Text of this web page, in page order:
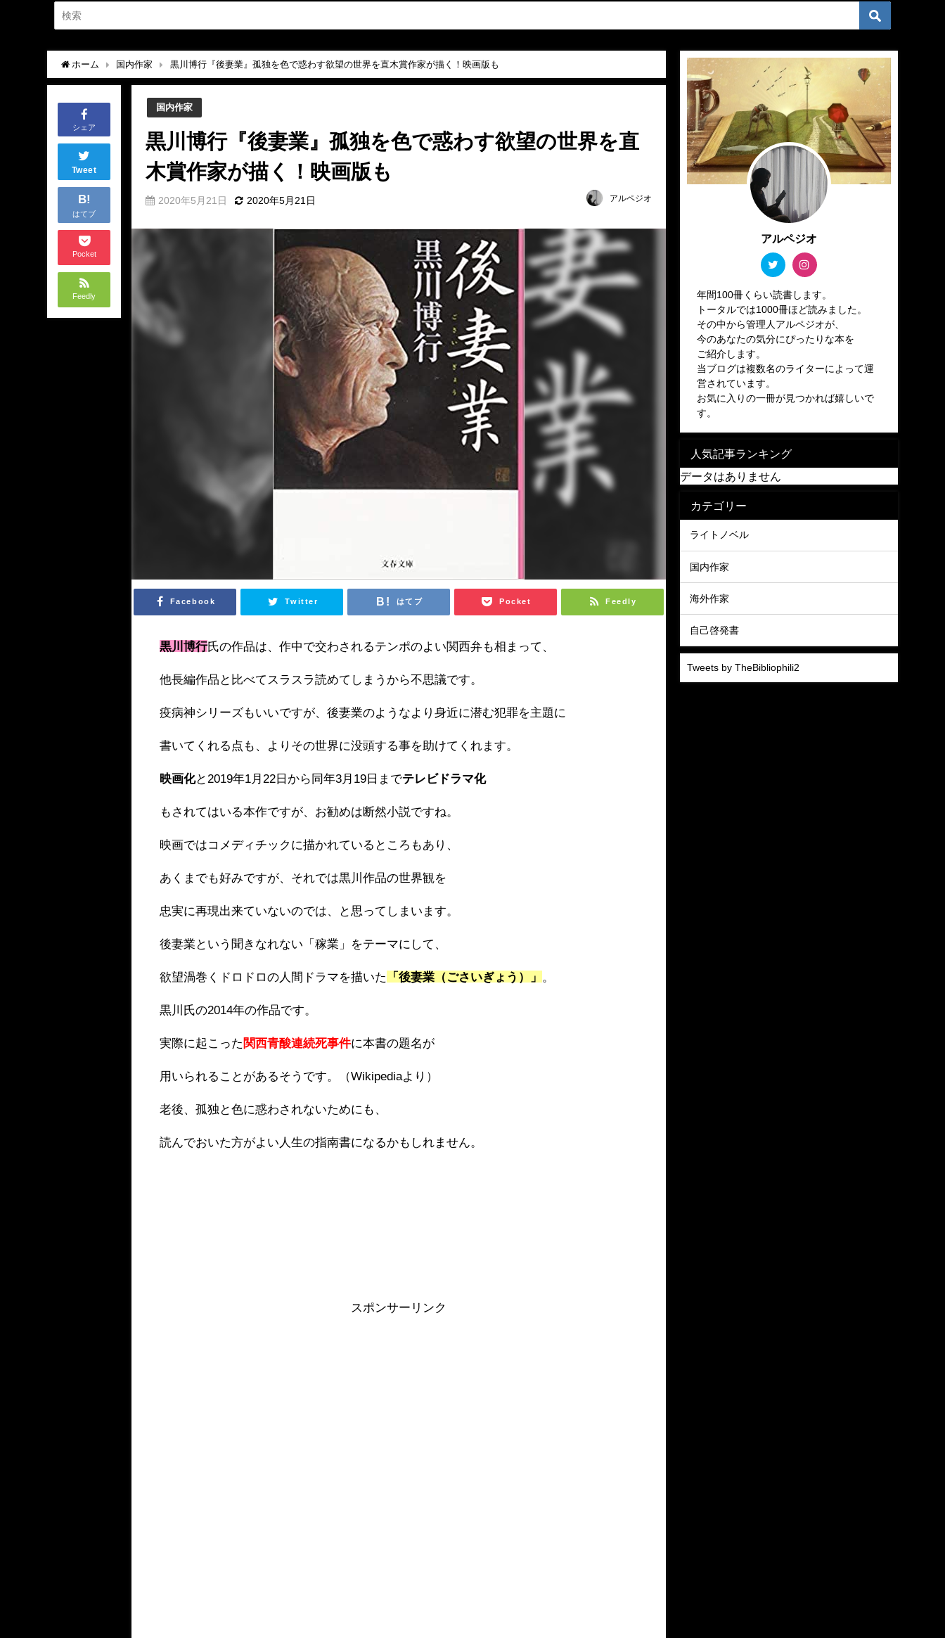
ホーム 国内作家 黒川博行『後妻業』孤独を色で惑わす欲望の世界を直木賞作家が描く！映画版も
シェア
Tweet
B!
はてブ
Pocket
Feedly
国内作家
黒川博行『後妻業』孤独を色で惑わす欲望の世界を直
木賞作家が描く！映画版も
2020年5月21日 2020年5月21日 アルペジオ
Facebook Twitter はてブ Pocket Feedly
黒川博行氏の作品は、作中で交わされるテンポのよい関西弁も相まって、
他長編作品と比べてスラスラ読めてしまうから不思議です。
疫病神シリーズもいいですが、後妻業のようなより身近に潜む犯罪を主題に
書いてくれる点も、よりその世界に没頭する事を助けてくれます。
映画化と2019年1月22日から同年3月19日までテレビドラマ化
もされてはいる本作ですが、お勧めは断然小説ですね。
映画ではコメディチックに描かれているところもあり、
あくまでも好みですが、それでは黒川作品の世界観を
忠実に再現出来ていないのでは、と思ってしまいます。
後妻業という聞きなれない「稼業」をテーマにして、
欲望渦巻くドロドロの人間ドラマを描いた 「後妻業（ごさいぎょう）」
黒川氏の2014年の作品です。
実際に起こった 関西青酸連続死事件に本書の題名が
用いられることがあるそうです。（Wikipediaより）
老後、孤独と色に惑わされないためにも、
読んでおいた方がよい人生の指南書になるかもしれません。
スポンサーリンク
アルペジオ
年間100冊くらい読書します。
トータルでは1000冊ほど読みました。
その中から管理人アルペジオが、
今のあなたの気分にぴったりな本を
ご紹介します。
当ブログは複数名のライターによって運
営されています。
お気に入りの一冊が見つかれば嬉しいで
す。
人気記事ランキング
データはありません
カテゴリー
ライトノベル
国内作家
海外作家
自己啓発書
Tweets by TheBibliophili2